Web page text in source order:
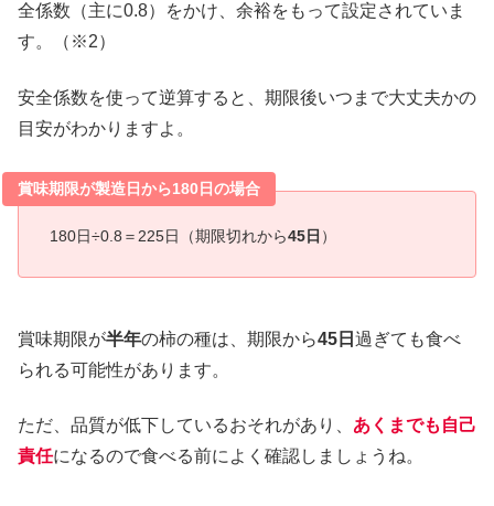
全係数（主に0.8）をかけ、余裕をもって設定されていま
す。（※2）
安全係数を使って逆算すると、期限後いつまで大丈夫かの
目安がわかりますよ。
賞味期限が製造日から180日の場合
180日÷0.8＝225日（期限切れから45日 ）
賞味期限が半年の柿の種は、期限から45日 過ぎても食べ
られる可能性があります。
ただ、品質が低下しているおそれがあり、 あくまでも自己
責任になるので食べる前によく確認しましょうね。